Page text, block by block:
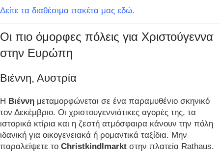
Δείτε τα διαθέσιμα πακέτα μας εδώ.
Οι πιο όμορφες πόλεις για Χριστούγεννα
στην Ευρώπη
Βιέννη, Αυστρία
Η Βιέννη μεταμορφώνεται σε ένα παραμυθένιο σκηνικό
τον Δεκέμβριο. Οι χριστουγεννιάτικες αγορές της, τα
ιστορικά κτίρια και η ζεστή ατμόσφαιρα κάνουν την πόλη
ιδανική για οικογενειακά ή ρομαντικά ταξίδια. Μην
παραλείψετε το Christkindlmarkt στην πλατεία Rathaus.